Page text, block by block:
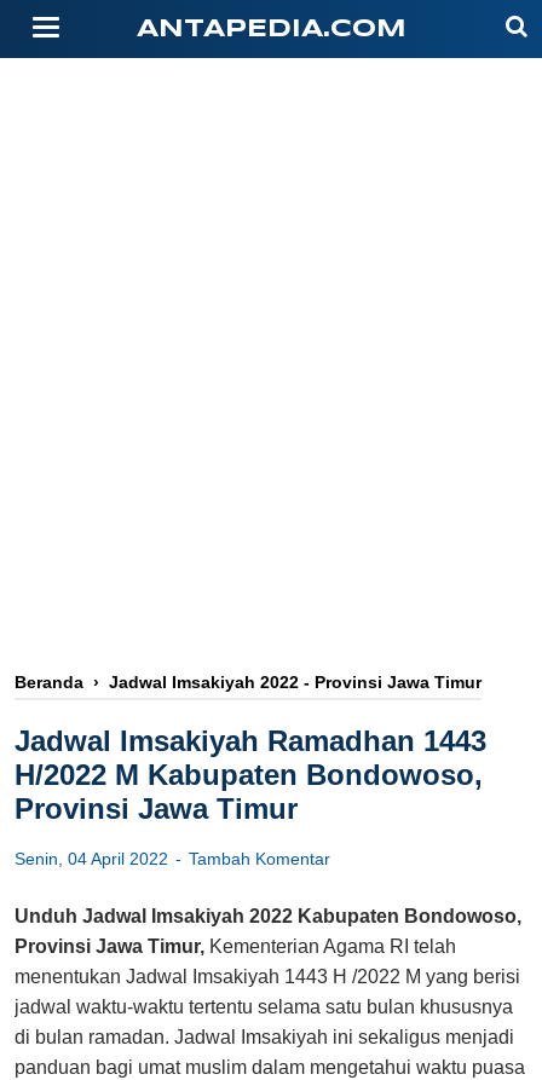
ANTAPEDIA.COM
Beranda › Jadwal Imsakiyah 2022 - Provinsi Jawa Timur
Jadwal Imsakiyah Ramadhan 1443
H/2022 M Kabupaten Bondowoso,
Provinsi Jawa Timur
Senin, 04 April 2022 Tambah Komentar
Unduh Jadwal Imsakiyah 2022 Kabupaten Bondowoso,
Provinsi Jawa Timur, Kementerian Agama RI telah
menentukan Jadwal Imsakiyah 1443 H /2022 M yang berisi
jadwal waktu-waktu tertentu selama satu bulan khususnya
di bulan ramadan. Jadwal Imsakiyah ini sekaligus menjadi
panduan bagi umat muslim dalam mengetahui waktu puasa